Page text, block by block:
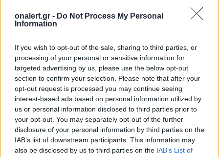
onalert.gr - Do Not Process My Personal
Information
If you wish to opt-out of the sale, sharing to third parties, or
processing of your personal or sensitive information for
targeted advertising by us, please use the below opt-out
section to confirm your selection. Please note that after your
opt-out request is processed you may continue seeing
interest-based ads based on personal information utilized by
us or personal information disclosed to third parties prior to
your opt-out. You may separately opt-out of the further
disclosure of your personal information by third parties on the
IAB’s list of downstream participants. This information may
also be disclosed by us to third parties on the IAB’s List of
ΣΧΕΤΙΚΑ ΑΡΘΡΑ